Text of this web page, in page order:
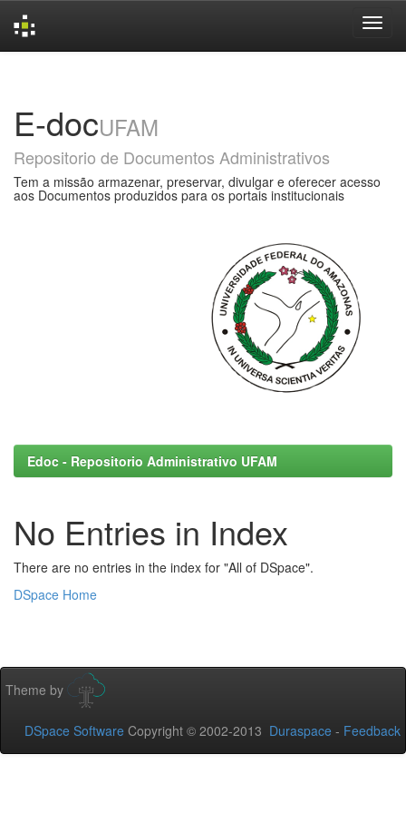
E-docUFAM
Repositorio de Documentos Administrativos
Tem a missão armazenar, preservar, divulgar e oferecer acesso
aos Documentos produzidos para os portais institucionais
Edoc - Repositorio Administrativo UFAM
No Entries in Index
There are no entries in the index for "All of DSpace".
DSpace Home
Theme by
DSpace Software Copyright © 2002-2013 Duraspace - Feedback